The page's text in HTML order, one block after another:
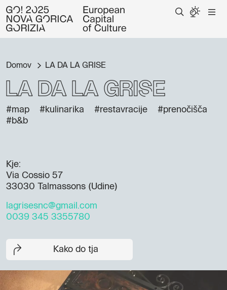
Domov LA DA LA GRISE
LA DA LA GRISE
#map #kulinarika #restavracije
#prenočišča
#b&b
Kje:
Via Cossio 57
33030 Talmassons (Udine)
lagrisesnc@gmail.com
0039 345 3355780
Kako do tja